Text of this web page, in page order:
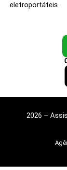
eletroportáteis.
2026 –